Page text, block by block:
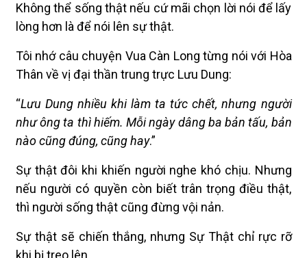
Không thể sống thật nếu cứ mãi chọn lời nói để lấy
lòng hơn là để nói lên sự thật.
Tôi nhớ câu chuyện Vua Càn Long từng nói với Hòa
Thân về vị đại thần trung trực Lưu Dung:
“Lưu Dung nhiều khi làm ta tức chết, nhưng người
như ông ta thì hiếm. Mỗi ngày dâng ba bản tấu, bản
nào cũng đúng, cũng hay.”
Sự thật đôi khi khiến người nghe khó chịu. Nhưng
nếu người có quyền còn biết trân trọng điều thật,
thì người sống thật cũng đừng vội nản.
Sự thật sẽ chiến thắng, nhưng Sự Thật chỉ rực rỡ